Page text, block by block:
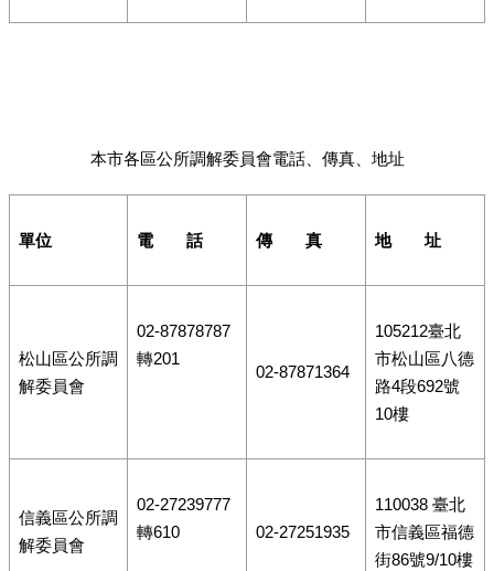
本市各區公所調解委員會電話、傳真、地址
單位 電 話 傳 真 地 址
松山區公所調
解委員會
02-87878787
轉201
02-87871364
105212臺北
市松山區八德
路4段692號
10樓
信義區公所調
解委員會
02-27239777
轉610
02-27251935
110038 臺北
市信義區福德
街86號9/10樓